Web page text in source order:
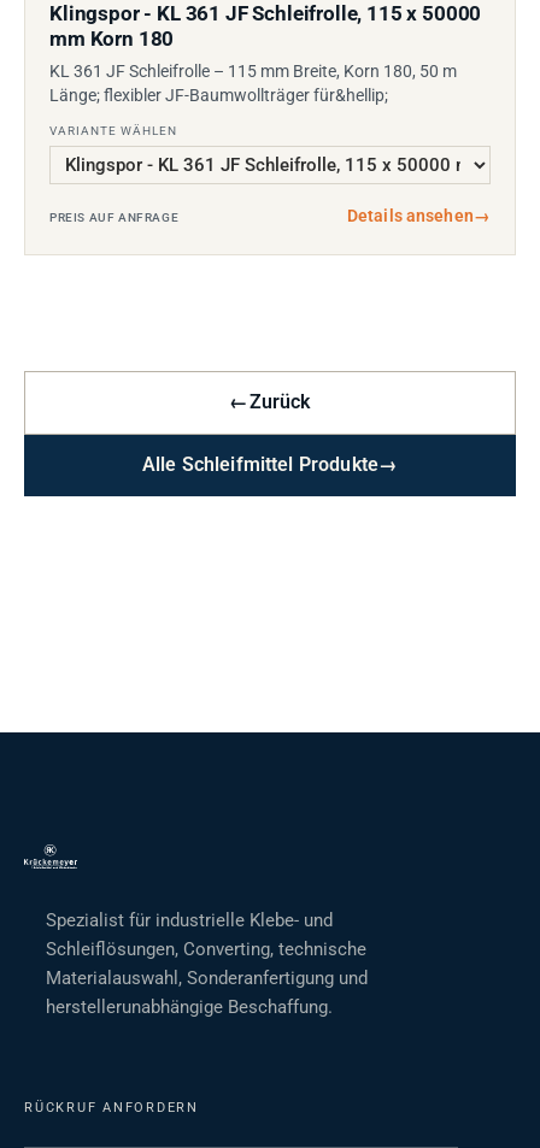
Klingspor - KL 361 JF Schleifrolle, 115 x 50000
mm Korn 180
KL 361 JF Schleifrolle – 115 mm Breite, Korn 180, 50 m
Länge; flexibler JF-Baumwollträger für&hellip;
VARIANTE WÄHLEN
PREIS AUF ANFRAGE Details ansehen→
←Zurück
Alle Schleifmittel Produkte→
Spezialist für industrielle Klebe- und
Schleiflösungen, Converting, technische
Materialauswahl, Sonderanfertigung und
herstellerunabhängige Beschaffung.
RÜCKRUF ANFORDERN